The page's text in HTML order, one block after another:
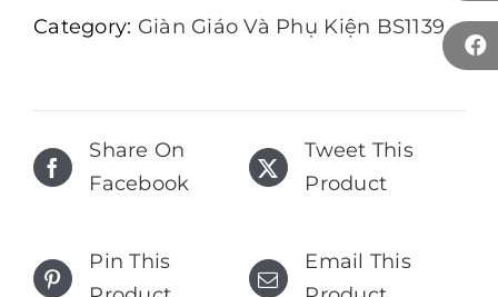
Category: Giàn Giáo Và Phụ Kiện BS1139
Share On
Facebook
Tweet This
Product
Pin This
Email This